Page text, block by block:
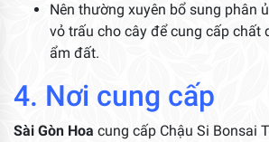
Nên thường xuyên bổ sung phân
vỏ trấu cho cây để cung cấp chất
ẩm đất.
4. Nơi cung cấp
Sài Gòn Hoa cung cấp Chậu Si Bonsai